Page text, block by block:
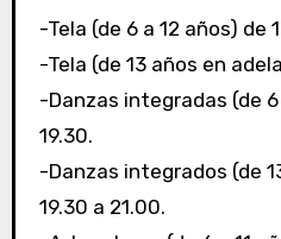
-Tela (de 6 a 12 años) de
-Tela (de 13 años en
-Danzas integradas (de
19.30.
-Danzas integrados (de
19.30 a 21.00.